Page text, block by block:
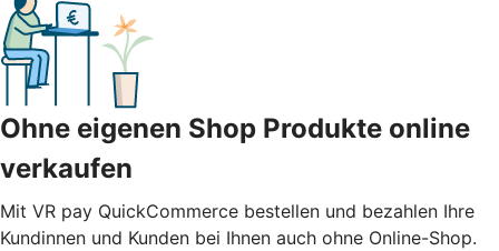
Ohne eigenen Shop Produkte online
verkaufen
Mit VR pay QuickCommerce bestellen und bezahlen Ihre
Kundinnen und Kunden bei Ihnen auch ohne Online-Shop.